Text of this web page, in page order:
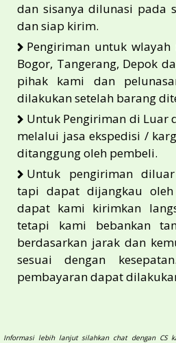
dan sisanya dilunasi pada
dan siap kirim.
Pengiriman untuk wlayah
Bogor, Tangerang, Depok
pihak kami dan
dilakukan setelah barang
Untuk Pengiriman di Luar
melalui jasa ekspedisi /
ditanggung oleh pembeli.
Untuk pengiriman
tapi dapat dijangkau
dapat kami kirimkan
tetapi kami bebankan
berdasarkan jarak dan
sesuai dengan
pembayaran dapat
Informasi lebih lanjut silahkan chat dengan CS